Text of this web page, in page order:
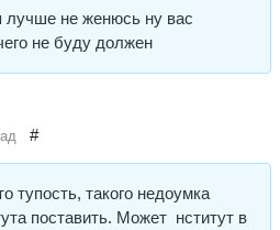
лучше не женюсь ну вас
не буду должен
#
тупость, такого недоумка
поставить. Может нститут в